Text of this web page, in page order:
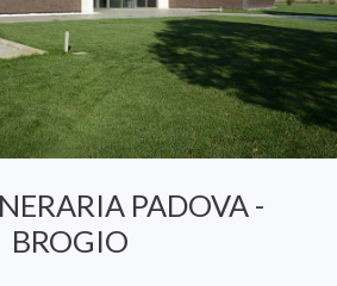
PADOVA -
BROGIO